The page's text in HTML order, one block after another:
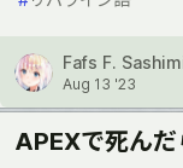
Fafs F.
Aug 13 '23
APEXで死んだ